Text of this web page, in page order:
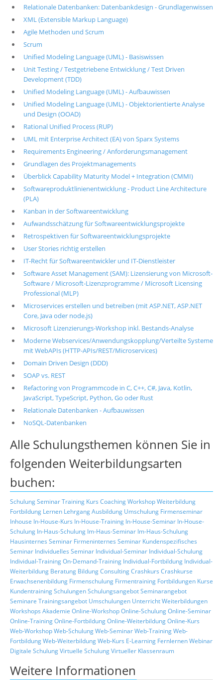
Relationale Datenbanken: Datenbankdesign - Grundlagenwissen
XML (Extensible Markup Language)
Agile Methoden und Scrum
Scrum
Unified Modeling Language (UML) - Basiswissen
Unit Testing / Testgetriebene Entwicklung / Test Driven
Development (TDD)
Unified Modeling Language (UML) - Aufbauwissen
Unified Modeling Language (UML) - Objektorientierte Analyse
und Design (OOAD)
Rational Unified Process (RUP)
UML mit Enterprise Architect (EA) von Sparx Systems
Requirements Engineering / Anforderungsmanagement
Grundlagen des Projektmanagements
Überblick Capability Maturity Model + Integration (CMMI)
Softwareproduktlinienentwicklung - Product Line Architecture
(PLA)
Kanban in der Softwareentwicklung
Aufwandsschätzung für Softwareentwicklungsprojekte
Retrospektiven für Softwareentwicklungsprojekte
User Stories richtig erstellen
IT-Recht für Softwareentwickler und IT-Dienstleister
Software Asset Management (SAM): Lizensierung von Microsoft-
Software / Microsoft-Lizenzprogramme / Microsoft Licensing
Professional (MLP)
Microservices erstellen und betreiben (mit ASP.NET, ASP.NET
Core, Java oder node.js)
Microsoft Lizenzierungs-Workshop inkl. Bestands-Analyse
Moderne Webservices/Anwendungskopplung/Verteilte Systeme
mit WebAPIs (HTTP-APIs/REST/Microservices)
Domain Driven Design (DDD)
SOAP vs. REST
Refactoring von Programmcode in C, C++, C#, Java, Kotlin,
JavaScript, TypeScript, Python, Go oder Rust
Relationale Datenbanken - Aufbauwissen
NoSQL-Datenbanken
Alle Schulungsthemen können Sie in
folgenden Weiterbildungsarten
buchen:
SchulungSeminarTraining Kurs CoachingWorkshopWeiterbildung
Fortbildung Lernen LehrgangAusbildung Umschulung Firmenseminar
Inhouse In-House-Kurs In-House-Training In-House-Seminar In-House-
Schulung In-Haus-Schulung Im-Haus-Seminar Im-Haus-Schulung
Hausinternes Seminar Firmeninternes Seminar Kundenspezifisches
Seminar Individuelles Seminar Individual-Seminar Individual-Schulung
Individual-TrainingOn-Demand-Training Individual-Fortbildung Individual-
Weiterbildung Beratung BildungConsultingCrashkurs Crashkurse
Erwachsenenbildung Firmenschulung Firmentraining Fortbildungen Kurse
KundentrainingSchulungenSchulungsangebotSeminarangebot
Seminare Trainingsangebot Umschulungen UnterrichtWeiterbildungen
Workshops Akademie Online-WorkshopOnline-SchulungOnline-Seminar
Online-TrainingOnline-FortbildungOnline-WeiterbildungOnline-Kurs
Web-WorkshopWeb-SchulungWeb-SeminarWeb-TrainingWeb-
FortbildungWeb-WeiterbildungWeb-Kurs E-Learning FernlernenWebinar
Digitale SchulungVirtuelle SchulungVirtueller Klassenraum
Weitere Informationen